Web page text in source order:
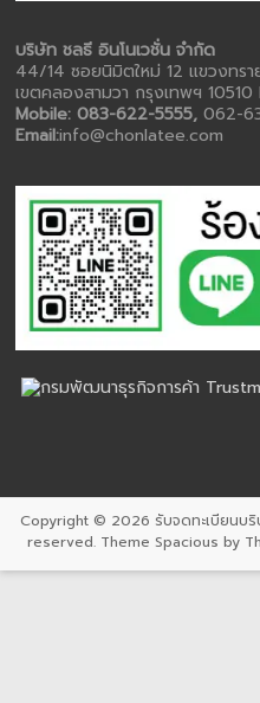
บริษัท ชลธี อินโนเวชั่น จำกัด
44/14 ซอยนิมิตใหม่ 12 แขวงทร
เขตคลองสามวา กรุงเทพฯ
Mobile: 083-622-5555,062-
Email:info@chonlatee.com
Copyright © 2026 รับจดทะเบียนบ
reserved. ThemeSpacious by